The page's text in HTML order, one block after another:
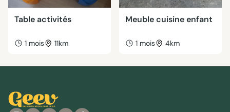
Table activités
1 mois 11km
Meuble cuisine enfant
1 mois 4km